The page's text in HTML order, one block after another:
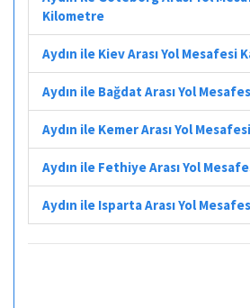
Kilometre
Aydın ile Kiev Arası Yol Mesafesi
Aydın ile Bağdat Arası Yol
Aydın ile Kemer Arası Yol
Aydın ile Fethiye Arası Yol
Aydın ile Isparta Arası Yol